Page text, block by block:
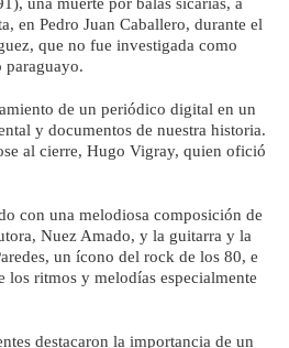
en Pedro Juan Caballero, durante el
que no fue investigada como
paraguayo.
de un periódico digital en un
y documentos de nuestra historia.
al cierre, Hugo Vigray, quien ofició
con una melodiosa composición de
Nuez Amado, y la guitarra y la
un ícono del rock de los 80, e
los ritmos y melodías especialmente
destacaron la importancia de un